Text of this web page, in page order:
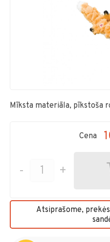
Mīksta materiāla, pīkstoša
Cena
- +
Atsiprašome,